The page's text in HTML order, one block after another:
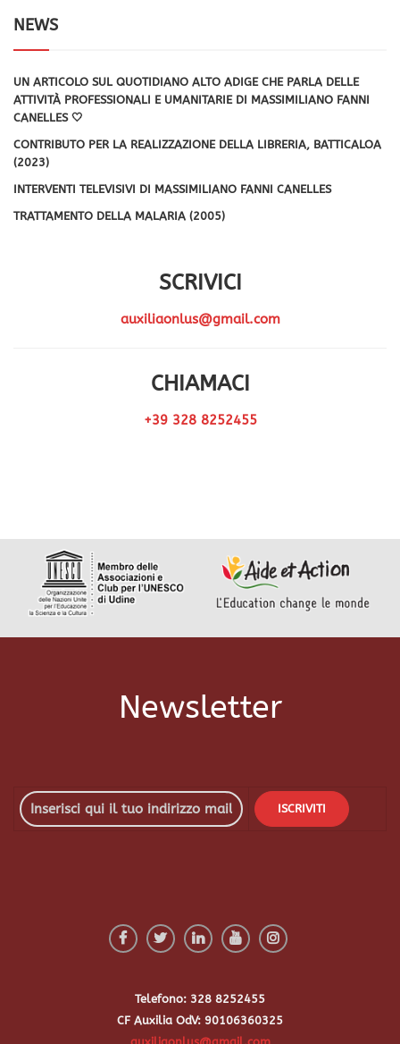
NEWS
UN ARTICOLO SUL QUOTIDIANO ALTO ADIGE CHE PARLA DELLE
ATTIVITÀ PROFESSIONALI E UMANITARIE DI MASSIMILIANO FANNI
CANELLES 🤍
CONTRIBUTO PER LA REALIZZAZIONE DELLA LIBRERIA, BATTICALOA
(2023)
INTERVENTI TELEVISIVI DI MASSIMILIANO FANNI CANELLES
TRATTAMENTO DELLA MALARIA (2005)
SCRIVICI
auxiliaonlus@gmail.com
CHIAMACI
+39 328 8252455
Newsletter
Telefono: 328 8252455
CF Auxilia OdV: 90106360325